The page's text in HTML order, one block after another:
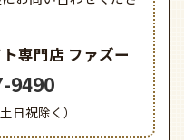
専門店 ファズー
9490
日祝除く）